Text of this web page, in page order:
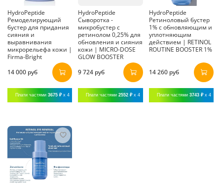
HydroPeptide
Ремоделирующий
бустер для придания
сияния и
выравнивания
микрорельефа кожи |
Firma-Bright
14 000 руб
Плати частями 3675 ₽ x 4
HydroPeptide
Сыворотка -
микробустер с
ретинолом 0,25% для
обновления и сияния
кожи | MICRO-DOSE
GLOW BOOSTER
9 724 руб
Плати частями2552 ₽ x 4
HydroPeptide
Ретиноловый бустер
1% с обновляющим и
уплотняющим
действием | RETINOL
ROUTINE BOOSTER 1%
14 260 руб
Плати частями 3743 ₽ x 4